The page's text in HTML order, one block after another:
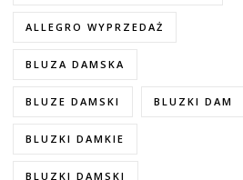
ALLEGRO WYPRZEDAŻ
BLUZA DAMSKA
BLUZE DAMSKI BLUZKI DAM
BLUZKI DAMKIE
BLUZKI DAMSKI